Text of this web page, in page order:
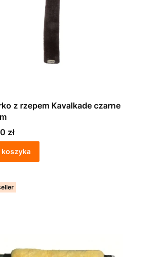
z rzepem Kavalkade czarne
zł
koszyka